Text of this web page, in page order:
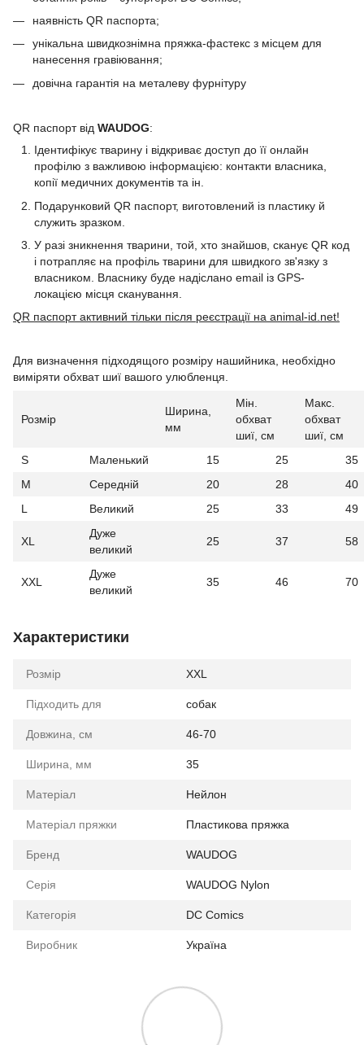
наявність QR паспорта;
унікальна швидкознімна пряжка-фастекс з місцем для
нанесення гравіювання;
довічна гарантія на металеву фурнітуру
QR паспорт від WAUDOG:
Ідентифікує тварину і відкриває доступ до її онлайн
профілю з важливою інформацією: контакти власника,
копії медичних документів та ін.
Подарунковий QR паспорт, виготовлений із пластику й
служить зразком.
У разі зникнення тварини, той, хто знайшов, сканує QR код
і потрапляє на профіль тварини для швидкого зв'язку з
власником. Власнику буде надіслано email із GPS-
локацією місця сканування.
QR паспорт активний тільки після реєстрації на animal-id.net!
Для визначення підходящого розміру нашийника, необхідно
виміряти обхват шиї вашого улюбленця.
Розмір
Ширина,
мм
Мін.
обхват
шиї, см
Макс.
обхват
шиї, см
S
Маленький 15 25
35
M
Середній 20 28
40
L
Великий 25 33 49
XL
Дуже
великий
25 37 58
XXL
Дуже
великий
35 46 70
Характеристики
Розмір XXL
Підходить для собак
Довжина, см 46-70
Ширина, мм 35
Матеріал Нейлон
Матеріал пряжки Пластикова пряжка
Бренд WAUDOG
Серія WAUDOG Nylon
Категорія DC Comics
Виробник Україна